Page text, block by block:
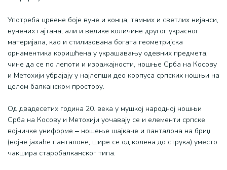
Употреба црвене боје вуне и конца, тамних и светлих нијанси,
вунених гајтана, али и велике количине другог украсног
материјала, као и стилизована богата геометријска
орнаментика коришћена у украшавању одевних предмета,
чине да се по лепоти и изражајности, ношње Срба на Косову
и Метохији убрајају у најлепши део корпуса српских ношњи на
целом балканском простору.
Од двадесетих година 20. века у мушкој народној ношњи
Срба на Косову и Метохији уочавају се и елементи српске
војничке униформе ‒ ношење шајкаче и панталона на бриџ
(војне јахаће панталоне, шире се од колена до струка) уместо
чакшира старобалканског типа.